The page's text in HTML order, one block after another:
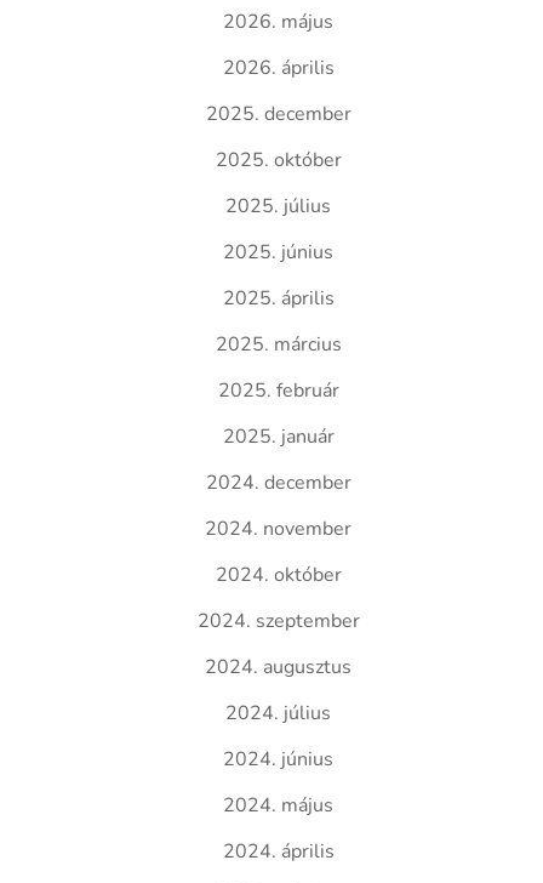
2026. május
2026. április
2025. december
2025. október
2025. július
2025. június
2025. április
2025. március
2025. február
2025. január
2024. december
2024. november
2024. október
2024. szeptember
2024. augusztus
2024. július
2024. június
2024. május
2024. április